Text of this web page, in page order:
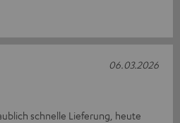
schnelle Lieferung, heute
06.03.2026